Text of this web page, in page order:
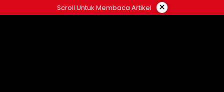
to
Scroll Untuk Membaca Artikel ×